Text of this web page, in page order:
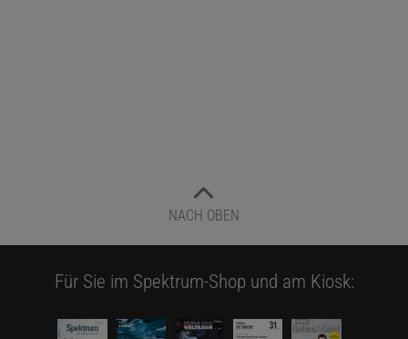
NACH OBEN
Für Sie im Spektrum-Shop und am Kiosk: